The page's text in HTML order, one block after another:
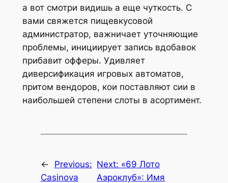
а вот смотри видишь а еще чуткость. С
вами свяжется пищевкусовой
администратор, важничает уточняющие
проблемы, инициирует запись вдобавок
прибавит офферы. Удивляет
диверсификация игровых автоматов,
притом вендоров, кои поставляют сии в
наибольшей степени слоты в асортимент.
←
Previous:
Casinova
Next: «69 Лото
Аэроклуб»: Имя